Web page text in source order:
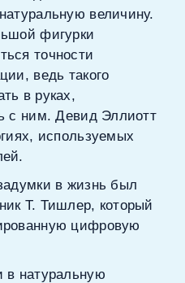
величину.
фигурки
точности
ведь такого
в руках,
с ним. Девид Эллиотт
используемых
в жизнь был
Т. Тишлер, который
цифровую
в натуральную